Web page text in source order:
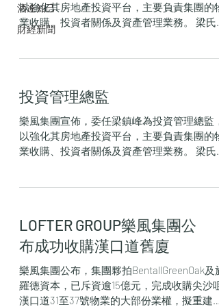
酒逄知己
財經新聞
以強化其房地產投資平台，主要負責集團的物
業收購、投資者關係及資產管理業務。 梁氏
一級榮譽畢業於香港大學，曾於仲量聯行任職
投資管理總監
樂風集團宣佈，委任梁鎮峰為投資管理總監，
以強化其房地產投資平台，主要負責集團的物
業收購、投資者關係及資產管理業務。 梁氏
LOFTER GROUP樂風集團公
布成功收購漢口道舊廈
樂風集團公布，集團夥拍BentallGreenOak及施
羅德資本，已斥資逾15億元，完成收購尖沙咀
漢口道31至37號物業的大部份業權，擬重建甲